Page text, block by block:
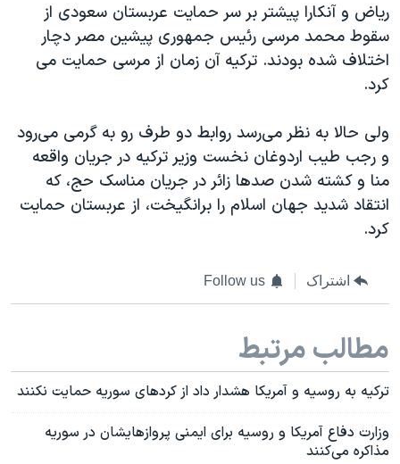
ریاض و آنکارا پیشتر بر سر حمایت عربستان سعودی از
سقوط محمد مرسی رئیس جمهوری پیشین مصر دچار
اختلاف شده بودند. ترکیه آن زمان از مرسی حمایت می
کرد.
ولی حالا به نظر می‌رسد روابط دو طرف رو به گرمی می‌رود
و رجب طیب اردوغان نخست وزیر ترکیه در جریان واقعه
منا و کشته شدن صدها زائر در جریان مناسک حج، که
انتقاد شدید جهان اسلام را برانگیخت، از عربستان حمایت
کرد.
اشتراک Follow us
مطالب مرتبط
ترکیه به روسیه و آمریکا هشدار داد از کردهای سوریه حمایت نکنند
وزارت دفاع آمریکا و روسیه برای ایمنی پروازهایشان در سوریه
مذاکره می‌کنند